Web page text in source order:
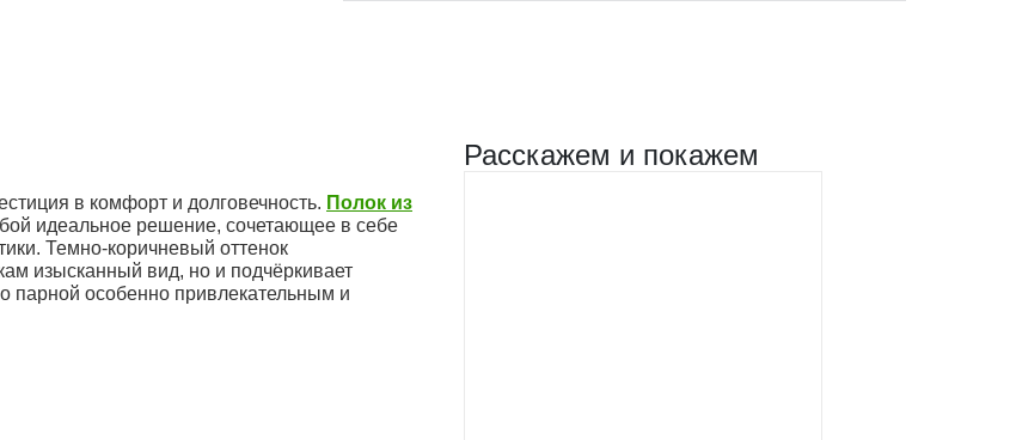
в комфорт и долговечность. Полок из
идеальное решение, сочетающее в себе
Темно-коричневый оттенок
изысканный вид, но и подчёркивает
парной особенно привлекательным и
Расскажем и покажем